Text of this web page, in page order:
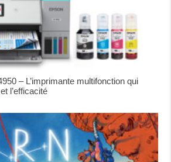
– L’imprimante multifonction qui
l’efficacité